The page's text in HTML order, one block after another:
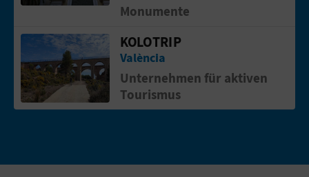
U
G
Monumente
Gehen Sie auf die Seite vonKOLOTRIP
KOLOTRIP
València
Unternehmen für aktiven
Tourismus